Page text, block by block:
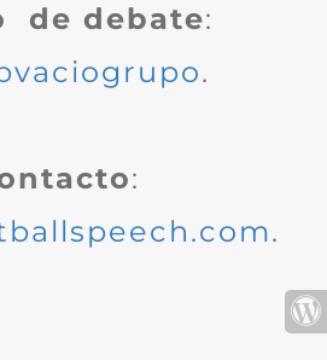
de debate:
.
:
.